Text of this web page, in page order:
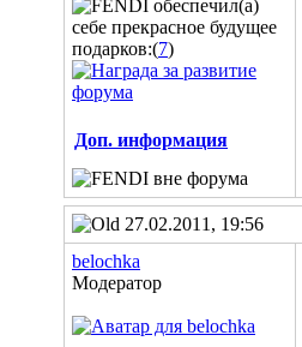
подарков:(7)
Доп. информация
27.02.2011, 19:56
belochka
Модератор